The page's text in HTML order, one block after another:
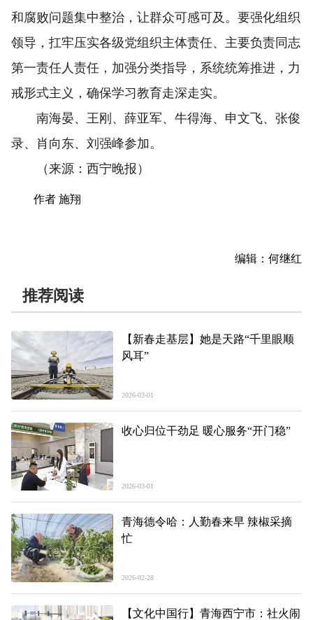
和腐败问题集中整治，让群众可感可及。要强化组织
领导，扛牢压实各级党组织主体责任、主要负责同志
第一责任人责任，加强分类指导，系统统筹推进，力
戒形式主义，确保学习教育走深走实。
南海晏、王刚、薛亚军、牛得海、申文飞、张俊
录、肖向东、刘强峰参加。
（来源：西宁晚报）
作者 施翔
编辑：何继红
推荐阅读
【新春走基层】她是天路“千里眼顺
风耳”
2026-03-01
收心归位干劲足 暖心服务“开门稳”
2026-03-01
青海德令哈：人勤春来早 辣椒采摘
忙
2026-02-28
【文化中国行】青海西宁市：社火闹